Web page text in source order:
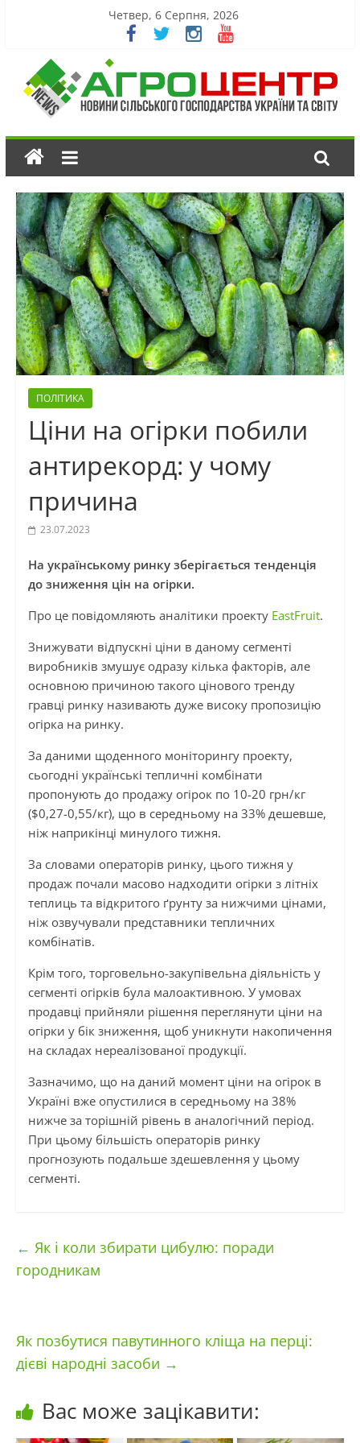
Четвер, 6 Серпня, 2026
ПОЛІТИКА
Ціни на огірки побили
антирекорд: у чому
причина
23.07.2023
На українському ринку зберігається тенденція
до зниження цін на огірки.
Про це повідомляють аналітики проекту EastFruit.
Знижувати відпускні ціни в даному сегменті
виробників змушує одразу кілька факторів, але
основною причиною такого цінового тренду
гравці ринку називають дуже високу пропозицію
огірка на ринку.
За даними щоденного моніторингу проекту,
сьогодні українські тепличні комбінати
пропонують до продажу огірок по 10-20 грн/кг
($0,27-0,55/кг), що в середньому на 33% дешевше,
ніж наприкінці минулого тижня.
За словами операторів ринку, цього тижня у
продаж почали масово надходити огірки з літніх
теплиць та відкритого ґрунту за нижчими цінами,
ніж озвучували представники тепличних
комбінатів.
Крім того, торговельно-закупівельна діяльність у
сегменті огірків була малоактивною. У умовах
продавці прийняли рішення переглянути ціни на
огірки у бік зниження, щоб уникнути накопичення
на складах нереалізованої продукції.
Зазначимо, що на даний момент ціни на огірок в
Україні вже опустилися в середньому на 38%
нижче за торішній рівень в аналогічний період.
При цьому більшість операторів ринку
прогнозують подальше здешевлення у цьому
сегменті.
← Як і коли збирати цибулю: поради
городникам
Як позбутися павутинного кліща на перці:
дієві народні засоби →
Вас може зацікавити: